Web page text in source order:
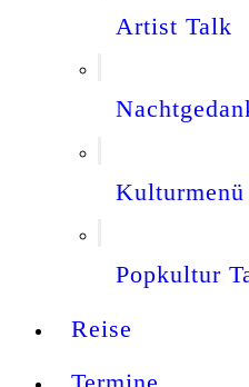
Artist Talk
Kulturmenü
Popkultur
Reise